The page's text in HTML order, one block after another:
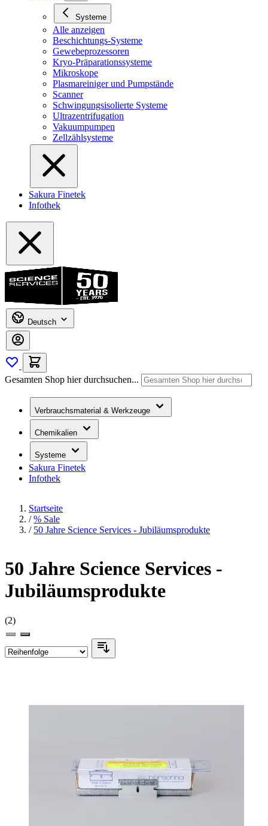
Systeme
Alle anzeigen
Beschichtungs-Systeme
Gewebeprozessoren
Kryo-Präparationssysteme
Mikroskope
Plasmareiniger und Pumpstände
Scanner
Schwingungsisolierte Systeme
Ultrazentrifugation
Vakuumpumpen
Zellzählsysteme
Sakura Finetek
Infothek
Deutsch
Gesamten Shop hier durchsuchen...
Verbrauchsmaterial & Werkzeuge
Chemikalien
Systeme
Sakura Finetek
Infothek
Startseite
/ % Sale
/ 50 Jahre Science Services - Jubiläumsprodukte
50 Jahre Science Services -
Jubiläumsprodukte
(2)